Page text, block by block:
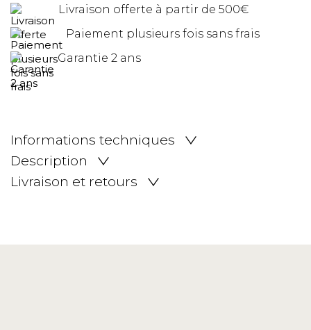
Livraison offerte à partir de 500€
Paiement plusieurs fois sans frais
Garantie 2 ans
Informations techniques
Description
Livraison et retours